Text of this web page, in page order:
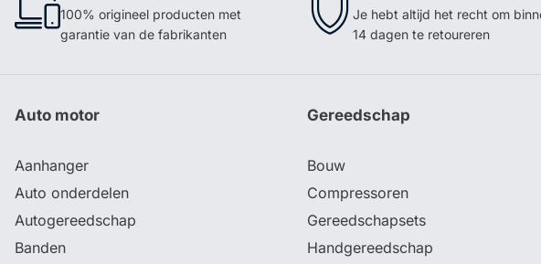
100% origineel producten met
garantie van de fabrikanten
Je hebt altijd het recht om
14 dagen te retoureren
Auto motor
Aanhanger
Auto onderdelen
Autogereedschap
Banden
Gereedschap
Bouw
Compressoren
Gereedschapsets
Handgereedschap